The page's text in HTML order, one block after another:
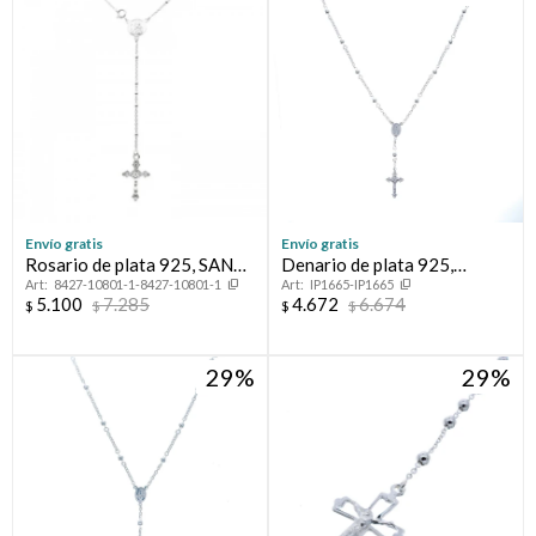
Envío gratis
Rosario de plata 925, SAN
BENITO.
8427-10801-1-8427-10801-1
$ 5.100 $7.285
Envío gratis
Denario de plata 925,
MILAGROSA.
IP1665-IP1665
$ 4.672 $6.674
29 29
Compromiso